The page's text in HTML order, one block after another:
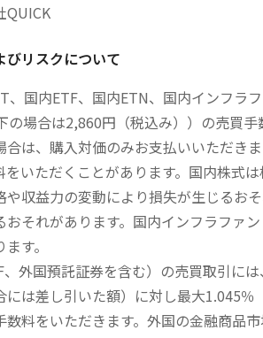
QUICK
びリスクについて
、国内ETF、国内ETN、国内インフラ
の場合は2,860円（税込み））の売買
合は、購入対価のみお支払いいただき
いただくことがあります。国内株式
や収益力の変動により損失が生じるお
おそれがあります。国内インフラファ
す。
外国預託証券を含む）の売買取引に
には差し引いた額）に対し最大1.045
数料をいただきます。外国の金融商品